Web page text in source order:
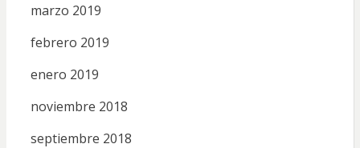
marzo 2019
febrero 2019
enero 2019
noviembre 2018
septiembre 2018